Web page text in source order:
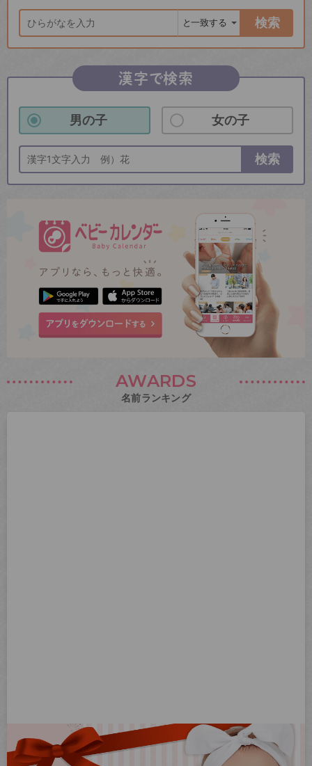
検索
漢字で検索
男の子 女の子
検索
AWARDS
名前ランキング